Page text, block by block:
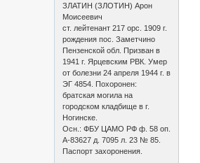
ЗЛАТИН (ЗЛОТИН) Арон
Моисеевич
ст. лейтенант 217 орс. 1909 г.
рождения пос. Заметчино
Пензенской обл. Призван в
1941 г. Ярцевским РВК. Умер
от болезни 24 апреля 1944 г. в
ЭГ 4854. Похоронен:
братская могила на
городском кладбище в г.
Ногинске.
Осн.: ФБУ ЦАМО РФ ф. 58 оп.
А-83627 д. 7095 л. 23 № 85.
Паспорт захоронения.